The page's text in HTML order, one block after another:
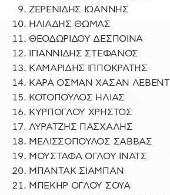
ΖΕΡΕΝΙΔΗΣ ΙΩΑΝΝΗΣ
ΗΛΙΑΔΗΣ ΘΩΜΑΣ
ΘΕΟΔΩΡΙΔΟΥ ΔΕΣΠΟΙΝΑ
ΙΓΙΑΝΝΙΔΗΣ ΣΤΕΦΑΝΟΣ
ΚΑΜΑΡΙΔΗΣ ΙΠΠΟΚΡΑΤΗΣ
ΚΑΡΑ ΟΣΜΑΝ ΧΑΣΑΝ ΛΕΒΕΝΤ
ΚΟΤΟΠΟΥΛΟΣ ΗΛΙΑΣ
ΚΥΡΠΟΓΛΟΥ ΧΡΗΣΤΟΣ
ΛΥΡΑΤΖΗΣ ΠΑΣΧΑΛΗΣ
ΜΕΛΙΣΣΟΠΟΥΛΟΣ ΣΑΒΒΑΣ
ΜΟΥΣΤΑΦΑ ΟΓΛΟΥ ΙΝΑΤΣ
ΜΠΑΝΤΑΚ ΣΙΑΜΠΑΝ
ΜΠΕΚΗΡ ΟΓΛΟΥ ΣΟΥΑ